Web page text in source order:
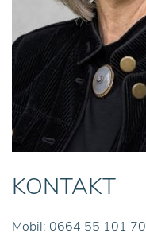
KONTAKT
Mobil: 0664 55 101 70